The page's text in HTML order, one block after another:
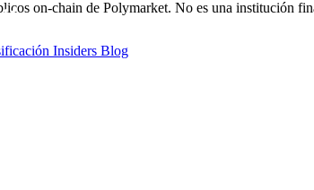
Insiders Blog
on-chain de Polymarket. No es una institución